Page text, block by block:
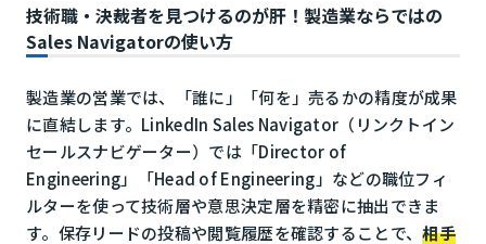
技術職・決裁者を見つけるのが肝！製造業ならではの
Sales Navigatorの使い方
製造業の営業では、「誰に」「何を」売るかの精度が成果
に直結します。LinkedIn Sales Navigator（リンクトイン
セールスナビゲーター）では「Director of
Engineering」「Head of Engineering」などの職位フィ
ルターを使って技術層や意思決定層を精密に抽出できま
す。保存リードの投稿や閲覧履歴を確認することで、相手